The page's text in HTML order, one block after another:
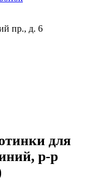
пр., д. 6
для
р-р